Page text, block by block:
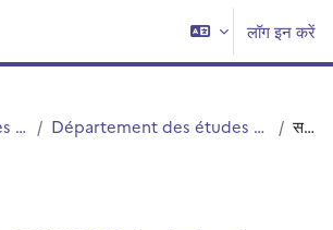
लॉग इन करें
Faculté des Langues Cultures et Sociétés (FLCS) Département des études romanes, slaves et orientales (ERSO) सन्क्षिप्त विवरण